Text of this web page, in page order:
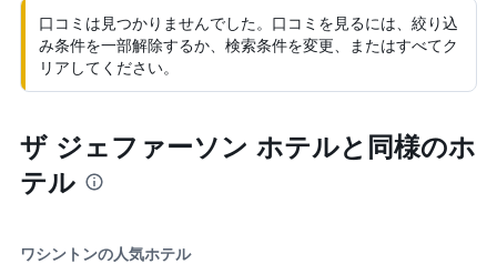
口コミは見つかりませんでした。口コミを見るには、絞り込
み条件を一部解除するか、検索条件を変更、またはすべてク
リアしてください。
ザ ジェファーソン ホテルと同様のホ
テル
ワシントンの人気ホテル